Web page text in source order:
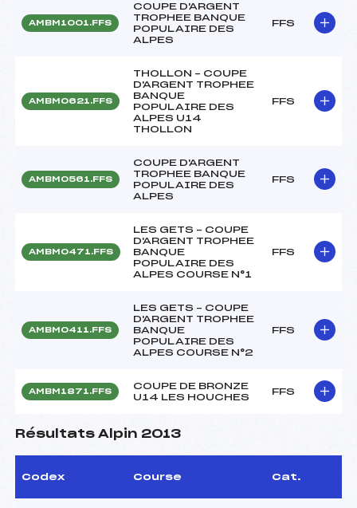
AMBM1001.FFS
COUPE D'ARGENT
TROPHEE BANQUE
POPULAIRE DES
ALPES
FFS
AMBM0621.FFS
THOLLON – COUPE
D'ARGENT TROPHEE
BANQUE
POPULAIRE DES
ALPES U14
THOLLON
FFS
AMBM0561.FFS
COUPE D'ARGENT
TROPHEE BANQUE
POPULAIRE DES
ALPES
FFS
AMBM0471.FFS
LES GETS – COUPE
D'ARGENT TROPHEE
BANQUE
POPULAIRE DES
ALPES COURSE N°1
FFS
AMBM0411.FFS
LES GETS – COUPE
D'ARGENT TROPHEE
BANQUE
POPULAIRE DES
ALPES COURSE N°2
FFS
AMBM1871.FFS
COUPE DE BRONZE
U14 LES HOUCHES
FFS
Résultats Alpin 2013
Codex Course Cat.